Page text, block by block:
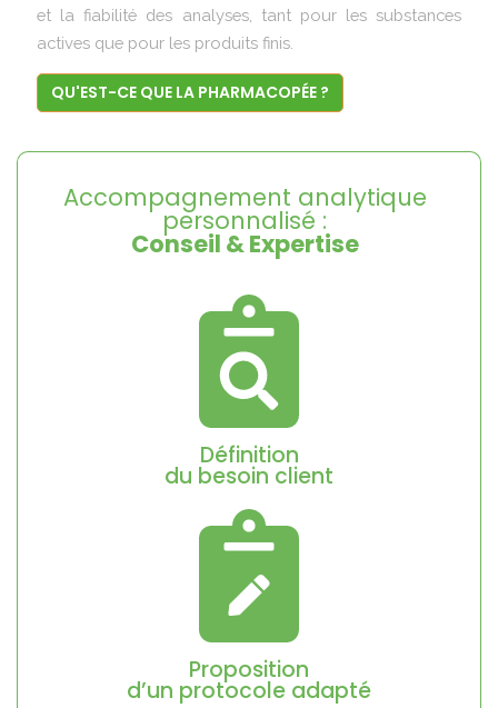
et la fiabilité des analyses, tant pour les substances
actives que pour les produits finis.
QU'EST-CE QUE LA PHARMACOPÉE ?
Accompagnement analytique
personnalisé :
Conseil & Expertise
Définition
du besoin client
Proposition
d’un protocole adapté